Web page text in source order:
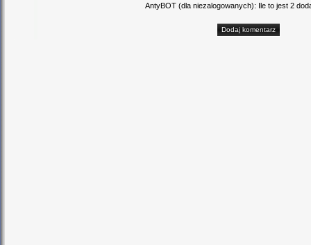
AntyBOT (dla niezalogowanych): Ile to jest 2